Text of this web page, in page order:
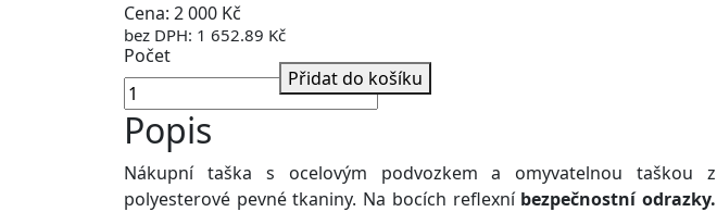
Cena: 2 000 Kč
bez DPH: 1 652.89 Kč
Počet
Přidat do košíku
Popis
Nákupní taška s ocelovým podvozkem a omyvatelnou taškou z
polyesterové pevné tkaniny. Na bocích reflexní bezpečnostní odrazky.